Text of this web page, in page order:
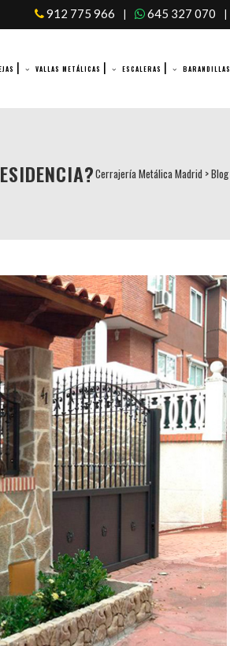
912 775 966 645 327 070
VALLAS METÁLICAS ESCALERAS BARANDILLAS
Cerrajería Metálica Madrid >Blog